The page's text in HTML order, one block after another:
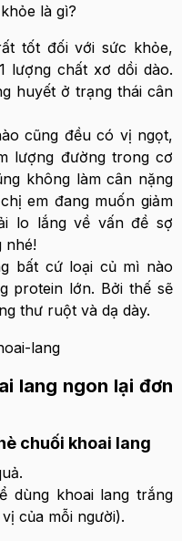
là gì?
tốt đối với sức khỏe,
lượng chất xơ dồi dào.
huyết ở trạng thái cân
cũng đều có vị ngọt,
lượng đường trong cơ
không làm cân nặng
em đang muốn giảm
lo lắng về vấn đề sợ
nhé!
bất cứ loại củ mì nào
protein lớn. Bởi thế sẽ
thư ruột và dạ dày.
lang ngon lại đơn
chuối khoai lang
dùng khoai lang trắng
của mỗi người).